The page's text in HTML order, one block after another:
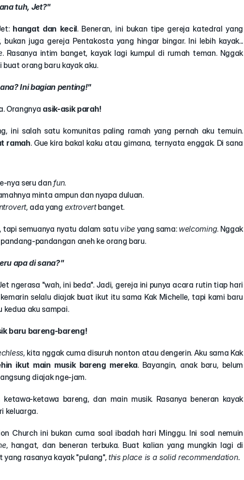
tuh, Jet?"
hangat dan kecil. Beneran, ini bukan tipe gereja katedral yang
. Rasanya intim banget, kayak lagi kumpul di rumah teman. Nggak
buat orang baru kayak aku.
Ini bagian penting!"
Orangnya asik-asik parah!
ini salah satu komunitas paling ramah yang pernah aku temuin.
ramah. Gue kira bakal kaku atau gimana, ternyata enggak. Di sana
nya seru dan fun.
minta ampun dan nyapa duluan.
, ada yang extrovert banget.
tapi semuanya nyatu dalam satu vibe yang sama: welcoming. Nggak
pandangan aneh ke orang baru.
apa di sana?"
ngerasa "wah, ini beda". Jadi, gereja ini punya acara rutin tiap hari
selalu diajak buat ikut itu sama Kak Michelle, tapi kami baru
kedua aku sampai.
baru bareng-bareng!
, kita nggak cuma disuruh nonton atau dengerin. Aku sama Kak
ikut main musik bareng mereka. Bayangin, anak baru, belum
diajak nge-jam.
ketawa bareng, dan main musik. Rasanya beneran kayak
keluarga.
Church ini bukan cuma soal ibadah hari Minggu. Ini soal nemuin
, hangat, dan beneran terbuka. Buat kalian yang mungkin lagi di
yang rasanya kayak "pulang", this place is a solid recommendation.